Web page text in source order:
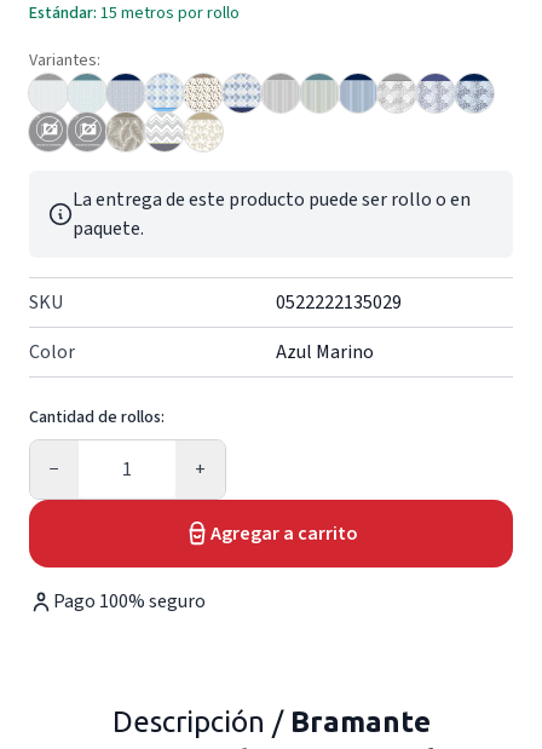
Estándar: 15 metros por rollo
Variantes:
La entrega de este producto puede ser rollo o en
paquete.
SKU
0522222135029
Color
Azul Marino
Cantidad de rollos:
−
Cantidad
+
Agregar a carrito
Pago 100% seguro
Descripción / Bramante